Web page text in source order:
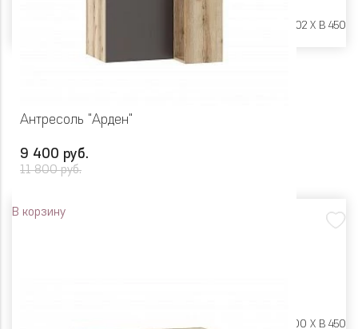
Ш 450 X Г 402 X В 450
Антресоль "Арден"
9 400 руб.
11 800 руб.
В корзину
Ш 700 X Г 600 X В 450